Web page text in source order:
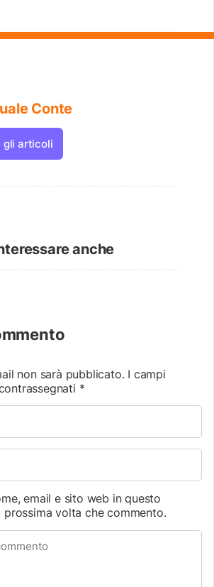
Conte
gli articoli
anche
non sarà pubblicato. I campi
*
email e sito web in questo
prossima volta che commento.